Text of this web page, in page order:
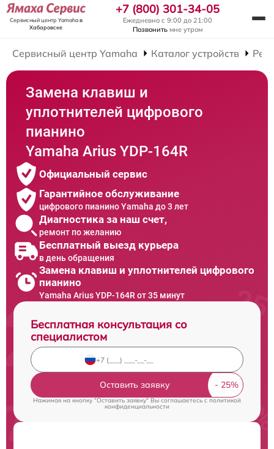
Сервисный центр Yamahaв
Хабаровске
+7 (800) 301-34-05
Ежедневно с 9:00 до 21:00
Позвонить мне утром
Сервисный центр Yamaha Каталог устройств
Замена клавиш и
уплотнителей цифрового
пианино
Yamaha Arius YDP-164R
Официальный сервис
Гарантийное обслуживание
цифрового пианино Yamaha до 3 лет
Диагностика за наш счет,
ремонт по желанию
Бесплатный выезд курьера
в день обращения
Замена клавиш и уплотнителей цифрового
пианино
Yamaha Arius YDP-164R от 35 минут
Бесплатная консультация со
специалистом
Оставить заявку
Нажимая на кнопку "Оставить заявку" Вы соглашаетесь cполитикой
конфиденциальности